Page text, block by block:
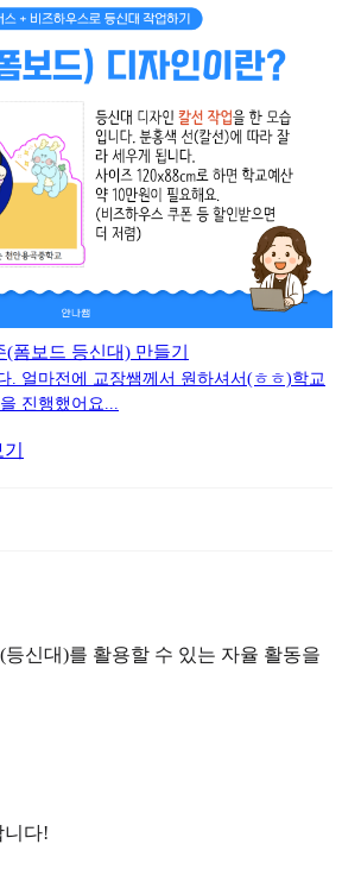
폼보드 등신대) 만들기
. 얼마전에 교장쌤께서 원하셔서(ㅎㅎ)학교
진행했어요...
신대)를 활용할 수 있는 자율 활동을
니다!